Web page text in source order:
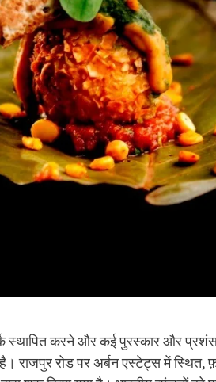
स्थापित करने और कई पुरस्कार और
राजपुर रोड पर अर्बन एस्टेट्स में स्थित,